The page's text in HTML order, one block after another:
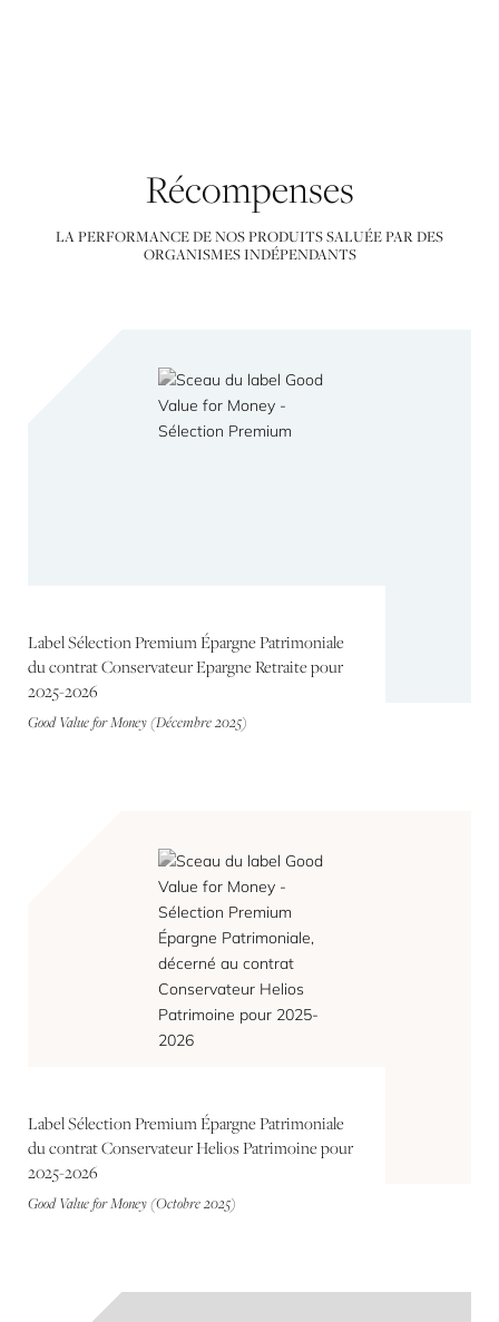
Récompenses
LA PERFORMANCE DE NOS PRODUITS SALUÉE PAR DES
ORGANISMES INDÉPENDANTS
Label Sélection Premium Épargne Patrimoniale
du contrat Conservateur Epargne Retraite pour
2025-2026
Good Value for Money (Décembre 2025)
Label Sélection Premium Épargne Patrimoniale
du contrat Conservateur Helios Patrimoine pour
2025-2026
Good Value for Money (Octobre 2025)